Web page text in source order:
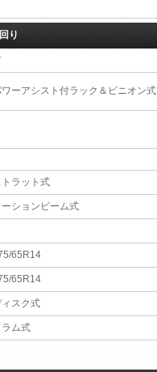
り
ーアシスト付ラック＆ピニオン式
ラット式
ションビーム式
65R14
65R14
スク式
ム式